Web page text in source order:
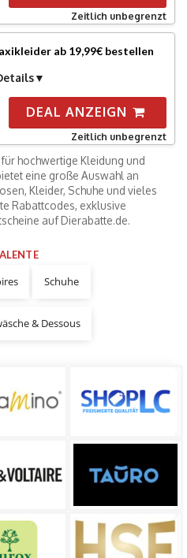
Zeitlich unbegrenzt
ab 19,99€ bestellen
DEAL ANZEIGN
Zeitlich unbegrenzt
hochwertige Kleidung und
eine große Auswahl an
Kleider, Schuhe und vieles
Rabattcodes, exklusive
auf Dierabatte.de.
Schuhe
& Dessous